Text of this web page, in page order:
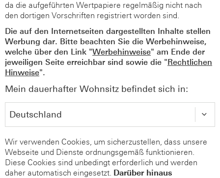
da die aufgeführten Wertpapiere regelmäßig nicht nach
den dortigen Vorschriften registriert worden sind.
Die auf den Internetseiten dargestellten Inhalte stellen
Werbung dar. Bitte beachten Sie die Werbehinweise,
welche über den Link "Werbehinweise" am Ende der
jeweiligen Seite erreichbar sind sowie die "Rechtlichen
Hinweise".
Mein dauerhafter Wohnsitz befindet sich in:
Wir verwenden Cookies, um sicherzustellen, dass unsere
Webseite und Dienste ordnungsgemäß funktionieren.
Diese Cookies sind unbedingt erforderlich und werden
daher automatisch eingesetzt. Darüber hinaus